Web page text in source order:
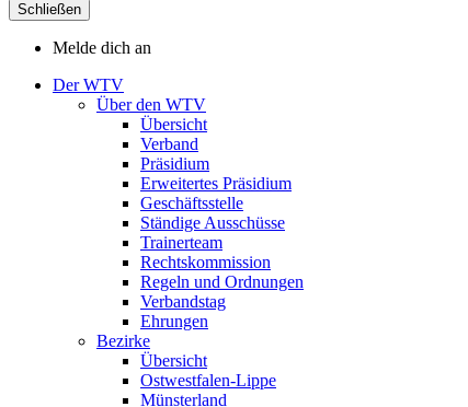
Schließen
Melde dich an
Der WTV
Über den WTV
Übersicht
Verband
Präsidium
Erweitertes Präsidium
Geschäftsstelle
Ständige Ausschüsse
Trainerteam
Rechtskommission
Regeln und Ordnungen
Verbandstag
Ehrungen
Bezirke
Übersicht
Ostwestfalen-Lippe
Münsterland